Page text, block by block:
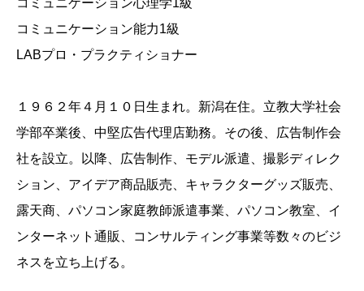
コミュニケーション能力1級
LABプロ・プラクティショナー
１９６２年４月１０日生まれ。新潟在住。立教大学社会
学部卒業後、中堅広告代理店勤務。その後、広告制作会
社を設立。以降、広告制作、モデル派遣、撮影ディレク
ション、アイデア商品販売、キャラクターグッズ販売、
露天商、パソコン家庭教師派遣事業、パソコン教室、イ
ンターネット通販、コンサルティング事業等数々のビジ
ネスを立ち上げる。